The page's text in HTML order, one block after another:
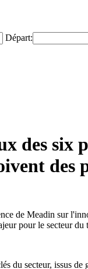
Départ:
des six
des
de Meadin sur
pour le secteur du
du secteur, issus